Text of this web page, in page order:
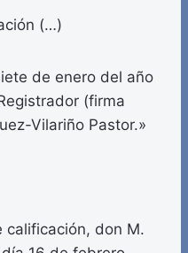
(…)
de enero del año
(firma
Vilariño Pastor.»
calificación, don M.